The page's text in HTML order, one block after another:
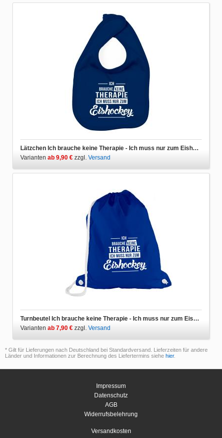
Lätzchen Ich brauche keine Therapie - Ich muss nur zum Eishockey
Varianten ab 9,90 € zzgl. Versand
Turnbeutel Ich brauche keine Therapie - Ich muss nur zum Eishockey
Varianten ab 7,90 € zzgl. Versand
* Gilt für Lieferungen nach Deutschland bei Standardversand. Lieferzeiten für andere
Länder und Informationen zur Berechnung des Liefertermins siehe hier.
Impressum
Datenschutz
AGB
Widerrufsbelehrung
Versandkosten